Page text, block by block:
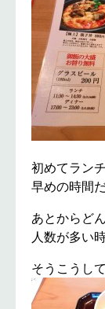
初めてラン
早めの時間
あとからど
人数が多い
そうこうし